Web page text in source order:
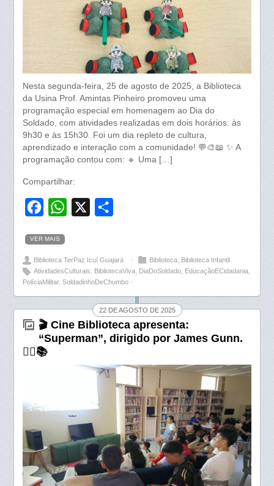
Nesta segunda-feira, 25 de agosto de 2025, a Biblioteca
da Usina Prof. Amintas Pinheiro promoveu uma
programação especial em homenagem ao Dia do
Soldado, com atividades realizadas em dois horários: às
9h30 e às 15h30. Foi um dia repleto de cultura,
aprendizado e interação com a comunidade! 💬🎨📖 ✨ A
programação contou com: 🔹 Uma […]
Compartilhar:
c
e
b
o
k
W
t
s
A
p
r
e
VER MAIS
Biblioteca TerPaz Icuí Guajará ⋅ Biblioteca
Biblioteca Infantil
AtividadesCulturais
BibliotecaViva DiaDoSoldado EducaçãoECidadania
PolíciaMilitar,SoldadinhoDeChumbo ⋅
22 DE AGOSTO DE 2025
🎬 Cine Biblioteca apresenta:
“Superman”, dirigido por James Gunn.
🦸‍♂️📚